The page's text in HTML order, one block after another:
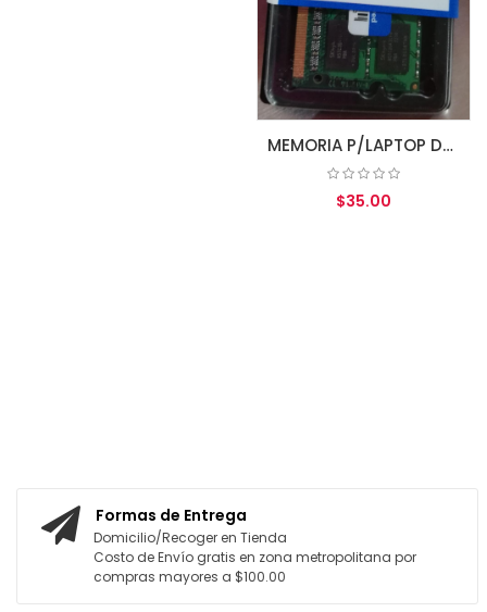
MEMORIA P/LAPTOP DDR3 DE 4GB 1600MHZ PC3- 12800 CL11 (GM16S11/4) 204-PIN GOLDEN MEMORY 1.5V
$35.00
Formas de Entrega
Domicilio/Recoger en Tienda
Costo de Envío gratis en zona metropolitana por
compras mayores a $100.00